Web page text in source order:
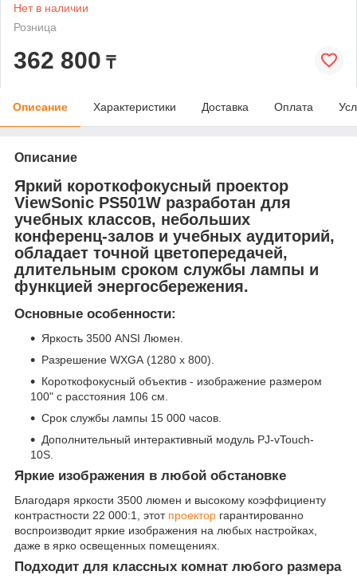
Нет в наличии
Розница
362 800 ₸
Описание Характеристики Доставка Оплата
Описание
Яркий короткофокусный проектор
ViewSonic PS501W разработан для
учебных классов, небольших
конференц-залов и учебных аудиторий,
обладает точной цветопередачей,
длительным сроком службы лампы и
функцией энергосбережения.
Основные особенности:
Яркость 3500 ANSI Люмен.
Разрешение WXGA (1280 х 800).
Короткофокусный объектив - изображение размером
100" с расстояния 106 см.
Срок службы лампы 15 000 часов.
Дополнительный интерактивный модуль PJ-vTouch-
10S.
Яркие изображения в любой обстановке
Благодаря яркости 3500 люмен и высокому коэффициенту
контрастности 22 000:1, этот проектор гарантированно
воспроизводит яркие изображения на любых настройках,
даже в ярко освещенных помещениях.
Подходит для классных комнат любого размера